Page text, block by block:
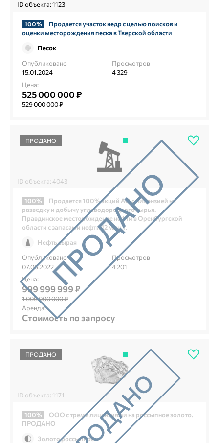
ID объекта: 1123
100%
Продается участок недр с целью поисков и
оценки месторождения песка в Тверской области
Песок
Опубликовано
15.01.2024
Просмотров
4 329
Цена:
525 000 000 ₽
529 000 000 ₽
ПРОДАНО
ID объекта: 4043
100%
Продается 100% акций АО с лицензией на
разведку и добычу углеводородного сырья.
Правдинское месторождение нефти в Оренбургской
области с запасами нефти 12 млн. т.
Нефть сырая
Опубликовано
07.06.2022
Просмотров
4 201
Цена:
999 999 999 ₽
1 000 000 000 ₽
Аренда:
Стоимость по запросу
ПРОДАНО
ID объекта: 1171
100%
ООО с тремя лицензиями на россыпное золото.
ПРОДАНО
Золото россыпное